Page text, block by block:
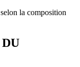
la composition